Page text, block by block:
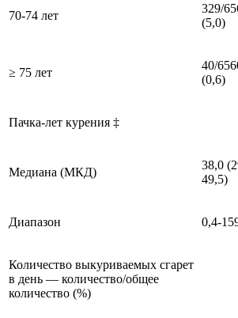
70-74 лет
329/
(5,0)
≥ 75 лет
40/
(0,6)
Пачка-лет курения ‡
Медиана (МКД)
38,0
49,5)
Диапазон 0,4-
Количество выкуриваемых сгарет
в день — количество/общее
количество (%)